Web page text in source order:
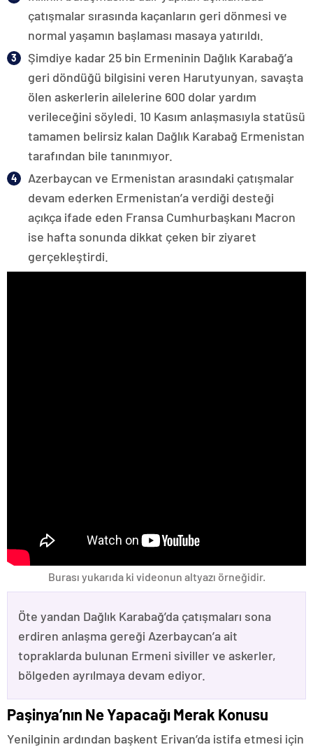
çatışmalar sırasında kaçanların geri dönmesi ve
normal yaşamın başlaması masaya yatırıldı.
Şimdiye kadar 25 bin Ermeninin Dağlık Karabağ’a
geri döndüğü bilgisini veren Harutyunyan, savaşta
ölen askerlerin ailelerine 600 dolar yardım
verileceğini söyledi. 10 Kasım anlaşmasıyla statüsü
tamamen belirsiz kalan Dağlık Karabağ Ermenistan
tarafından bile tanınmıyor.
Azerbaycan ve Ermenistan arasındaki çatışmalar
devam ederken Ermenistan’a verdiği desteği
açıkça ifade eden Fransa Cumhurbaşkanı Macron
ise hafta sonunda dikkat çeken bir ziyaret
gerçekleştirdi.
Burası yukarıda ki videonun altyazı örneğidir.
Öte yandan Dağlık Karabağ’da çatışmaları sona
erdiren anlaşma gereği Azerbaycan’a ait
topraklarda bulunan Ermeni siviller ve askerler,
bölgeden ayrılmaya devam ediyor.
Paşinya’nın Ne Yapacağı Merak Konusu
Yenilginin ardından başkent Erivan’da istifa etmesi için